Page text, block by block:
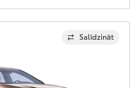
Salīdzināt